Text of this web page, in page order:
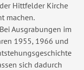
Hittfelder Kirche
machen.
Ausgrabungen im
1955, 1966 und
sich dadurch